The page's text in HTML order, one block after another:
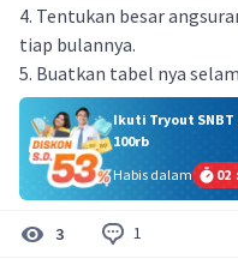
4. Tentukan besar
tiap bulannya.
5. Buatkan tabel nya
Ikuti Tryout SNBT
100rb
Habis dalam
02 :
3 1